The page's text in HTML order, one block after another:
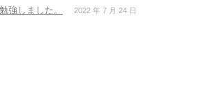
強しました。 2022 年 7 月 24 日